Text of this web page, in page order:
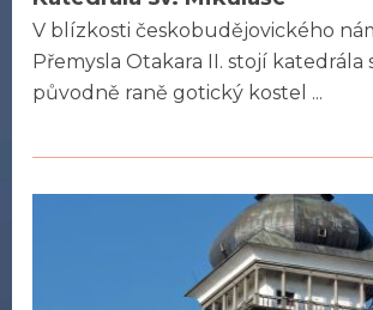
V blízkosti českobudějovického
Přemysla Otakara II. stojí katedrála
původně raně gotický kostel ...